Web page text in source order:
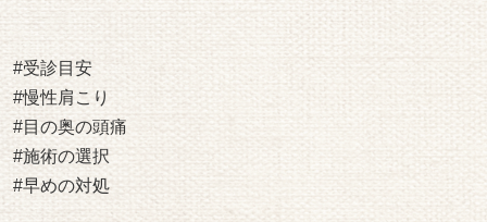
#受診目安
#慢性肩こり
#目の奥の頭痛
#施術の選択
#早めの対処